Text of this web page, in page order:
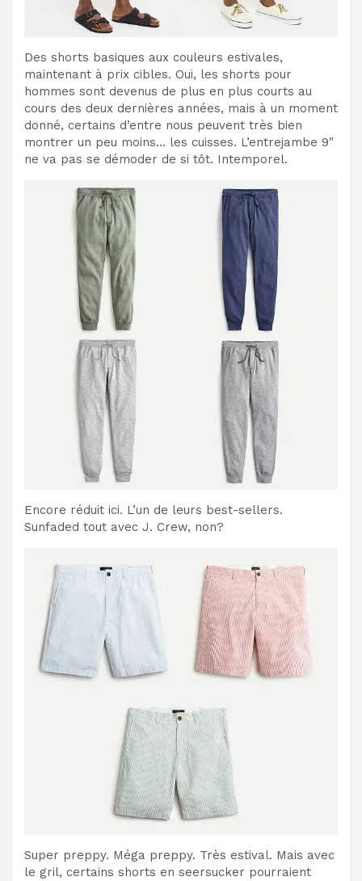
Des shorts basiques aux couleurs estivales,
maintenant à prix cibles. Oui, les shorts pour
hommes sont devenus de plus en plus courts au
cours des deux dernières années, mais à un moment
donné, certains d’entre nous peuvent très bien
montrer un peu moins… les cuisses. L’entrejambe 9″
ne va pas se démoder de si tôt. Intemporel.
Encore réduit ici. L’un de leurs best-sellers.
Sunfaded tout avec J. Crew, non?
Super preppy. Méga preppy. Très estival. Mais avec
le gril, certains shorts en seersucker pourraient